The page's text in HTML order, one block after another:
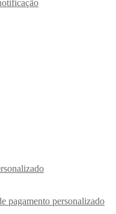
pagamento personalizado